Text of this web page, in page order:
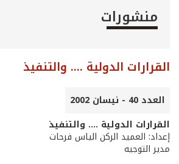
منشورات
القرارات الدولية .... والتنفيذ
العدد 40 - نيسان 2002
القرارات الدولية .... والتنفيذ
إعداد: العميد الركن الياس فرحات
مدير التوجيه